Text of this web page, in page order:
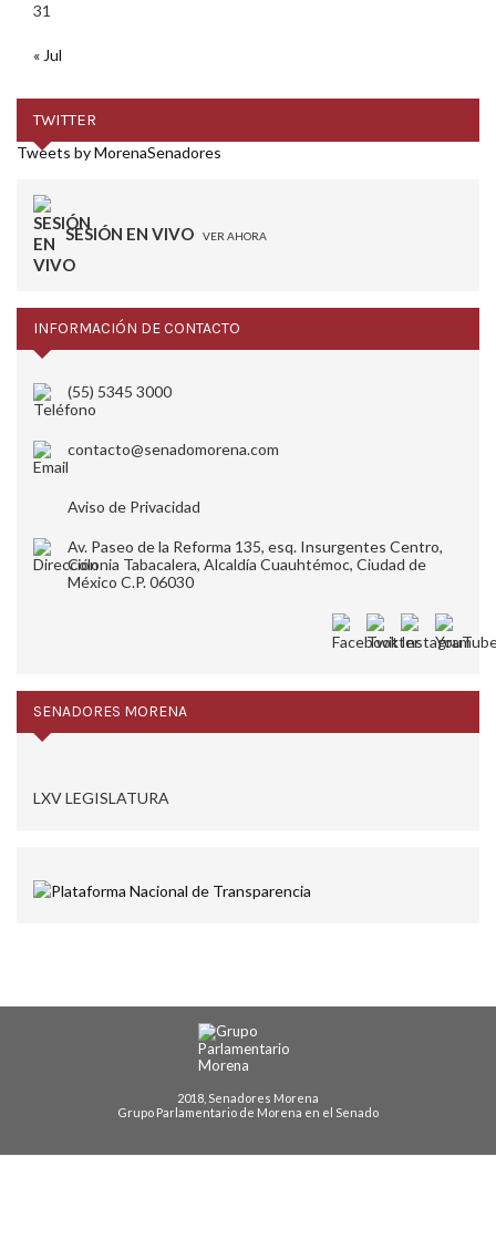
31
« Jul
TWITTER
Tweets by MorenaSenadores
SESIÓN EN VIVO VER AHORA
INFORMACIÓN DE CONTACTO
(55) 5345 3000
contacto@senadomorena.com
Aviso de Privacidad
Av. Paseo de la Reforma 135, esq. Insurgentes Centro,
Colonia Tabacalera, Alcaldía Cuauhtémoc, Ciudad de
México C.P. 06030
SENADORES MORENA
LXV LEGISLATURA
2018, Senadores Morena
Grupo Parlamentario de Morena en el Senado